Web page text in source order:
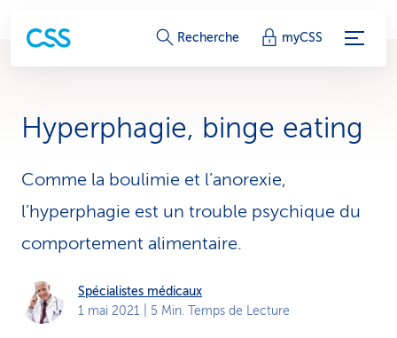
L
e
n
s
d
e
s
e
Recherche myCSS
Hyperphagie, binge eating
Comme la boulimie et l’anorexie,
l’hyperphagie est un trouble psychique du
comportement alimentaire.
Spécialistes médicaux
1 mai 2021 | 5 Min. Temps de Lecture